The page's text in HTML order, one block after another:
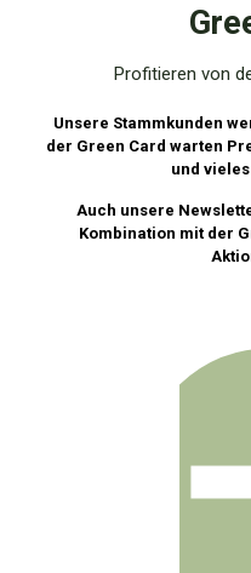
Profitieren von
Unsere Stammkunden
der Green Card warten
und
Auch unsere
Kombination mit der